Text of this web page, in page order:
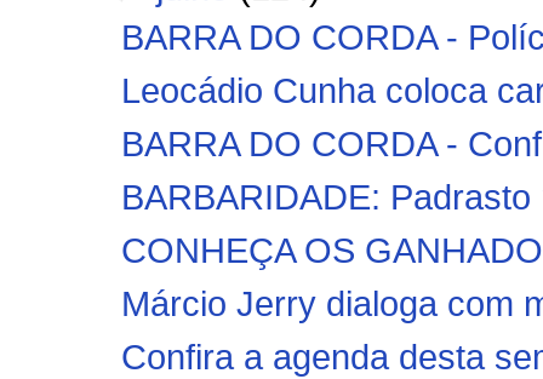
BARRA DO CORDA -
Leocádio Cunha coloca
BARRA DO CORDA -
BARBARIDADE:
CONHEÇA OS
Márcio Jerry dialoga com
Confira a agenda desta